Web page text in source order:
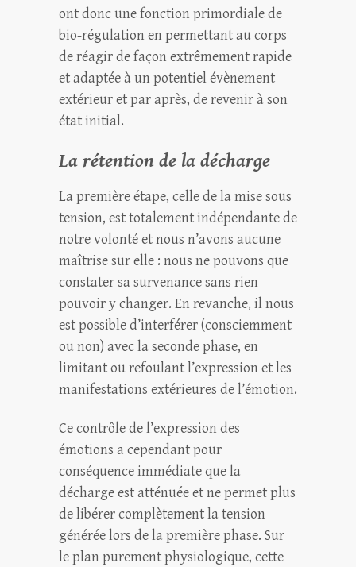
ont donc une fonction primordiale de
bio-régulation en permettant au corps
de réagir de façon extrêmement rapide
et adaptée à un potentiel évènement
extérieur et par après, de revenir à son
état initial.
La rétention de la décharge
La première étape, celle de la mise sous
tension, est totalement indépendante de
notre volonté et nous n’avons aucune
maîtrise sur elle : nous ne pouvons que
constater sa survenance sans rien
pouvoir y changer. En revanche, il nous
est possible d’interférer (consciemment
ou non) avec la seconde phase, en
limitant ou refoulant l’expression et les
manifestations extérieures de l’émotion.
Ce contrôle de l’expression des
émotions a cependant pour
conséquence immédiate que la
décharge est atténuée et ne permet plus
de libérer complètement la tension
générée lors de la première phase. Sur
le plan purement physiologique, cette